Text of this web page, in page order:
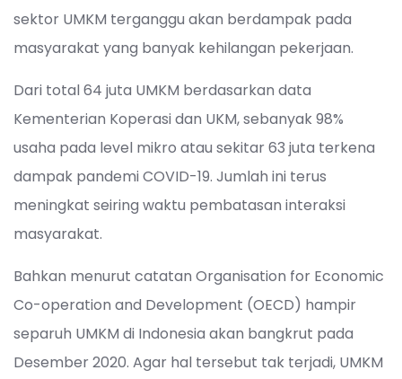
sektor UMKM terganggu akan berdampak pada
masyarakat yang banyak kehilangan pekerjaan.
Dari total 64 juta UMKM berdasarkan data
Kementerian Koperasi dan UKM, sebanyak 98%
usaha pada level mikro atau sekitar 63 juta terkena
dampak pandemi COVID-19. Jumlah ini terus
meningkat seiring waktu pembatasan interaksi
masyarakat.
Bahkan menurut catatan Organisation for Economic
Co-operation and Development (OECD) hampir
separuh UMKM di Indonesia akan bangkrut pada
Desember 2020. Agar hal tersebut tak terjadi, UMKM